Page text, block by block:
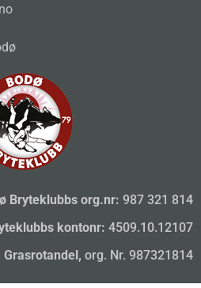
Bryteklubbs org.nr: 987 321 814
kontonr: 4509.10.12107
Grasrotandel, org. Nr. 987321814